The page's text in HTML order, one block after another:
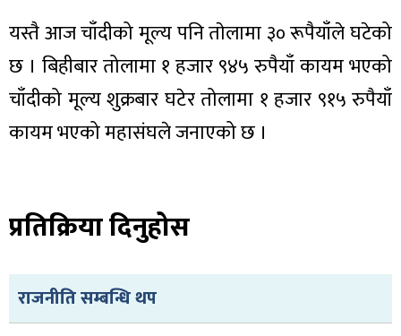
यस्तै आज चाँदीको मूल्य पनि ताेलामा ३० रूपैयाँले घटेको
छ । बिहीबार तोलामा १ हजार ९४५ रुपैयाँ कायम भएको
चाँदीको मूल्य शुक्रबार घटेर तोलामा १ हजार ९१५ रुपैयाँ
कायम भएको महासंघले जनाएको छ ।
प्रतिक्रिया दिनुहोस
राजनीति सम्बन्धि थप